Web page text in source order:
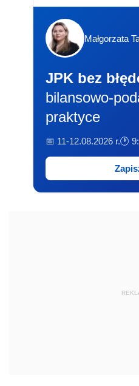
Małgorzata
JPK bez
bilansowo-
praktyce
📅 11-12.08.2026 r.🕐